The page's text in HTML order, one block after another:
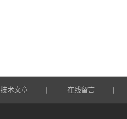
技术文章 在线留言